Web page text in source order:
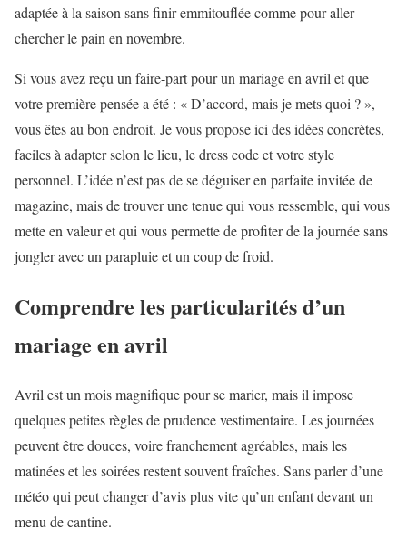
adaptée à la saison sans finir emmitouflée comme pour aller
chercher le pain en novembre.
Si vous avez reçu un faire-part pour un mariage en avril et que
votre première pensée a été : « D’accord, mais je mets quoi ? »,
vous êtes au bon endroit. Je vous propose ici des idées concrètes,
faciles à adapter selon le lieu, le dress code et votre style
personnel. L’idée n’est pas de se déguiser en parfaite invitée de
magazine, mais de trouver une tenue qui vous ressemble, qui vous
mette en valeur et qui vous permette de profiter de la journée sans
jongler avec un parapluie et un coup de froid.
Comprendre les particularités d’un
mariage en avril
Avril est un mois magnifique pour se marier, mais il impose
quelques petites règles de prudence vestimentaire. Les journées
peuvent être douces, voire franchement agréables, mais les
matinées et les soirées restent souvent fraîches. Sans parler d’une
météo qui peut changer d’avis plus vite qu’un enfant devant un
menu de cantine.